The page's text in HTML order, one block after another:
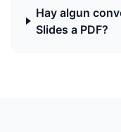
Hay algun
Slides a PDF?